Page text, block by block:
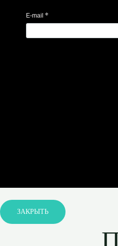
E-mail *
ЗАКРЫТЬ